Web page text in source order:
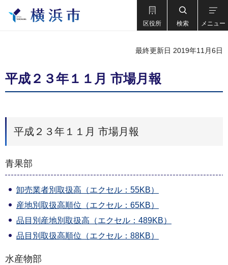
区役所 検索 メニュー
最終更新日 2019年11月6日
平成２３年１１月 市場月報
平成２３年１１月 市場月報
青果部
卸売業者別取扱高（エクセル：55KB）
産地別取扱高順位（エクセル：65KB）
品目別産地別取扱高（エクセル：489KB）
品目別取扱高順位（エクセル：88KB）
水産物部